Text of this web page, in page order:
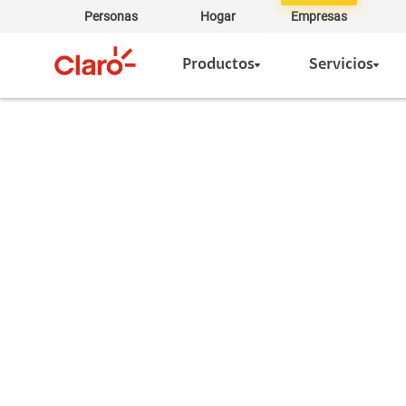
Personas Hogar Empresas
Productos Servicios